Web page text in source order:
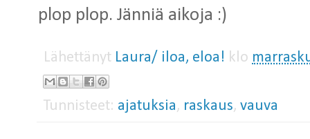
plop plop. Jänniä aikoja :)
Lähettänyt Laura/ iloa, eloa! klo
Tunnisteet: ajatuksia, raskaus, vauva